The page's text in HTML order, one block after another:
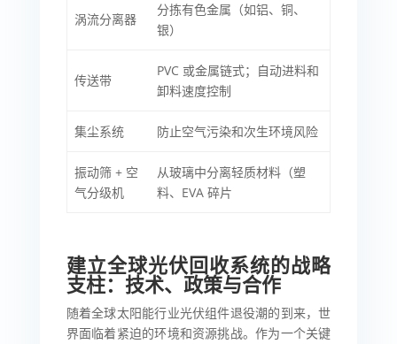
涡流分离器
分拣有色金属（如铝、铜、
银）
传送带
PVC 或金属链式；自动进料和
卸料速度控制
集尘系统 防止空气污染和次生环境风险
振动筛 + 空
气分级机
从玻璃中分离轻质材料（塑
料、EVA 碎片
建立全球光伏回收系统的战略
支柱：技术、政策与合作
随着全球太阳能行业光伏组件退役潮的到来，世
界面临着紧迫的环境和资源挑战。作为一个关键